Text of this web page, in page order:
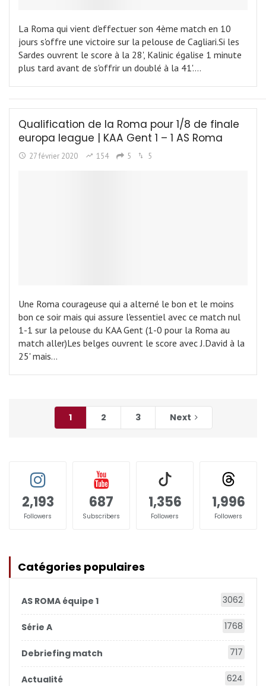
La Roma qui vient d'effectuer son 4ème match en 10
jours s'offre une victoire sur la pelouse de Cagliari.Si les
Sardes ouvrent le score à la 28', Kalinic égalise 1 minute
plus tard avant de s'offrir un doublé à la 41'.…
Qualification de la Roma pour 1/8 de finale
europa league | KAA Gent 1 – 1 AS Roma
27 février 2020 154 5 5
Une Roma courageuse qui a alterné le bon et le moins
bon ce soir mais qui assure l'essentiel avec ce match nul
1-1 sur la pelouse du KAA Gent (1-0 pour la Roma au
match aller)Les belges ouvrent le score avec J.David à la
25' mais…
1 2 3 Next
2,193
Followers
687
Subscribers
1,356
Followers
1,996
Followers
Catégories populaires
AS ROMA équipe 1 3062
Série A 1768
Debriefing match 717
Actualité 624